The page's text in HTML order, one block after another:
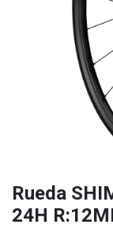
Rueda
24H